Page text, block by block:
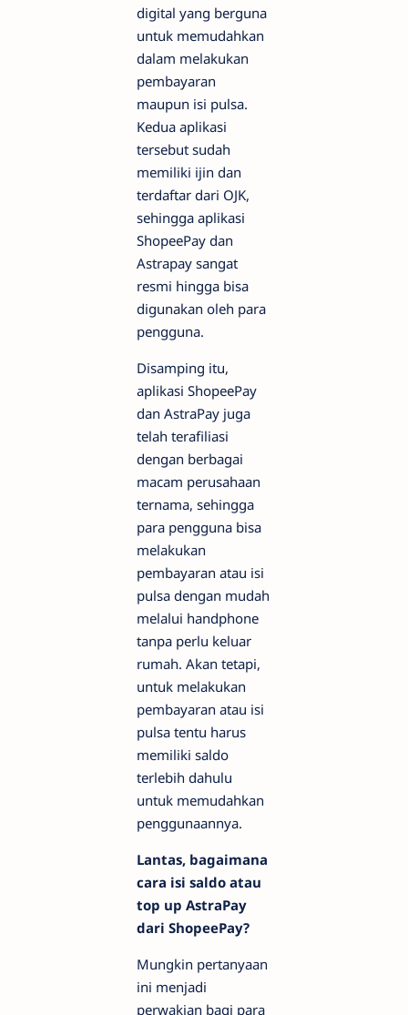
digital yang berguna
untuk memudahkan
dalam melakukan
pembayaran
maupun isi pulsa.
Kedua aplikasi
tersebut sudah
memiliki ijin dan
terdaftar dari OJK,
sehingga aplikasi
ShopeePay dan
Astrapay sangat
resmi hingga bisa
digunakan oleh para
pengguna.
Disamping itu,
aplikasi ShopeePay
dan AstraPay juga
telah terafiliasi
dengan berbagai
macam perusahaan
ternama, sehingga
para pengguna bisa
melakukan
pembayaran atau isi
pulsa dengan mudah
melalui handphone
tanpa perlu keluar
rumah. Akan tetapi,
untuk melakukan
pembayaran atau isi
pulsa tentu harus
memiliki saldo
terlebih dahulu
untuk memudahkan
penggunaannya.
Lantas, bagaimana
cara isi saldo atau
top up AstraPay
dari ShopeePay?
Mungkin pertanyaan
ini menjadi
perwakian bagi para